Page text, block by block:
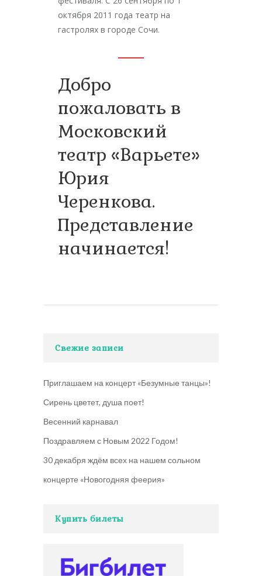
октября 2011 года театр на
гастролях в городе Сочи.
Добро
пожаловать в
Московский
театр «Варьете»
Юрия
Черенкова.
Представление
начинается!
Свежие записи
Приглашаем на концерт «Безумные танцы»!
Сирень цветет, душа поет!
Весенний карнавал
Поздравляем с Новым 2022 Годом!
30 декабря ждём всех на нашем сольном
концерте «Новогодняя феерия»
Купить билеты